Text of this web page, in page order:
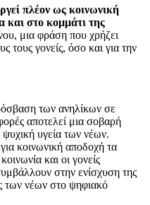
πλέον ως κοινωνική
και στο κομμάτι της
μια φράση που χρήζει
τους γονείς, όσο και για την
των ανηλίκων σε
αποτελεί μια σοβαρή
υγεία των νέων.
κοινωνική αποδοχή τα
και οι γονείς
στην ενίσχυση της
των νέων στο ψηφιακό